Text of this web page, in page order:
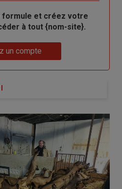
formule et créez votre
à tout {nom-site}.
un compte